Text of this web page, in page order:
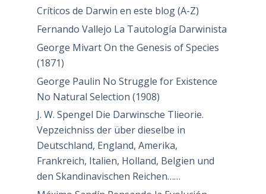
Críticos de Darwin en este blog (A-Z)
Fernando Vallejo La Tautología Darwinista
George Mivart On the Genesis of Species
(1871)
George Paulin No Struggle for Existence
No Natural Selection (1908)
J. W. Spengel Die Darwinsche Tlieorie.
Vepzeichniss der über dieselbe in
Deutschland, England, Amerika,
Frankreich, Italien, Holland, Belgien und
den Skandinavischen Reichen……